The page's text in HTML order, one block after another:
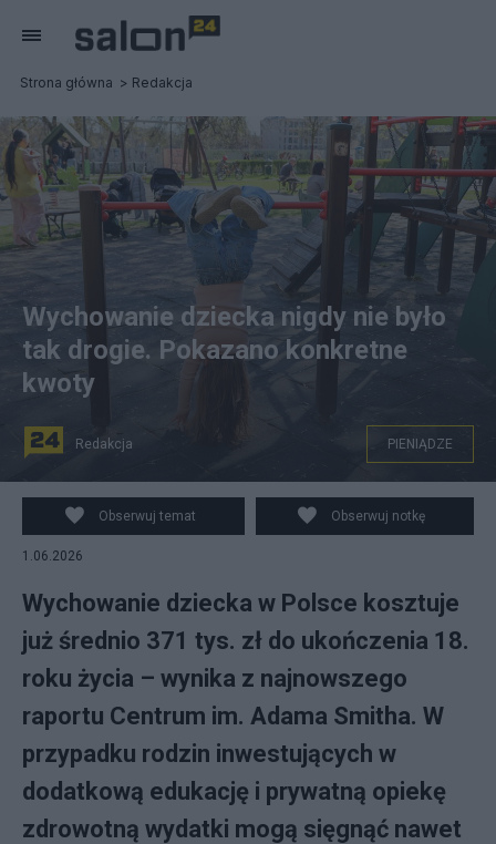
Strona główna Redakcja
Wychowanie dziecka nigdy nie było
tak drogie. Pokazano konkretne
kwoty
Redakcja PIENIĄDZE
Obserwuj temat Obserwuj notkę
1.06.2026
Wychowanie dziecka w Polsce kosztuje
już średnio 371 tys. zł do ukończenia 18.
roku życia – wynika z najnowszego
raportu Centrum im. Adama Smitha. W
przypadku rodzin inwestujących w
dodatkową edukację i prywatną opiekę
zdrowotną wydatki mogą sięgnąć nawet